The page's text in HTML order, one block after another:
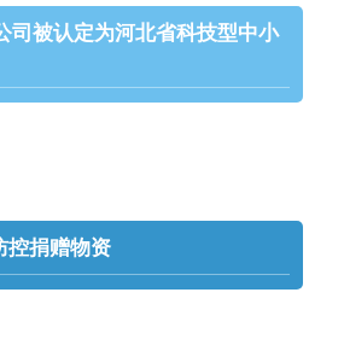
司被认定为河北省科技型中小
控捐赠物资